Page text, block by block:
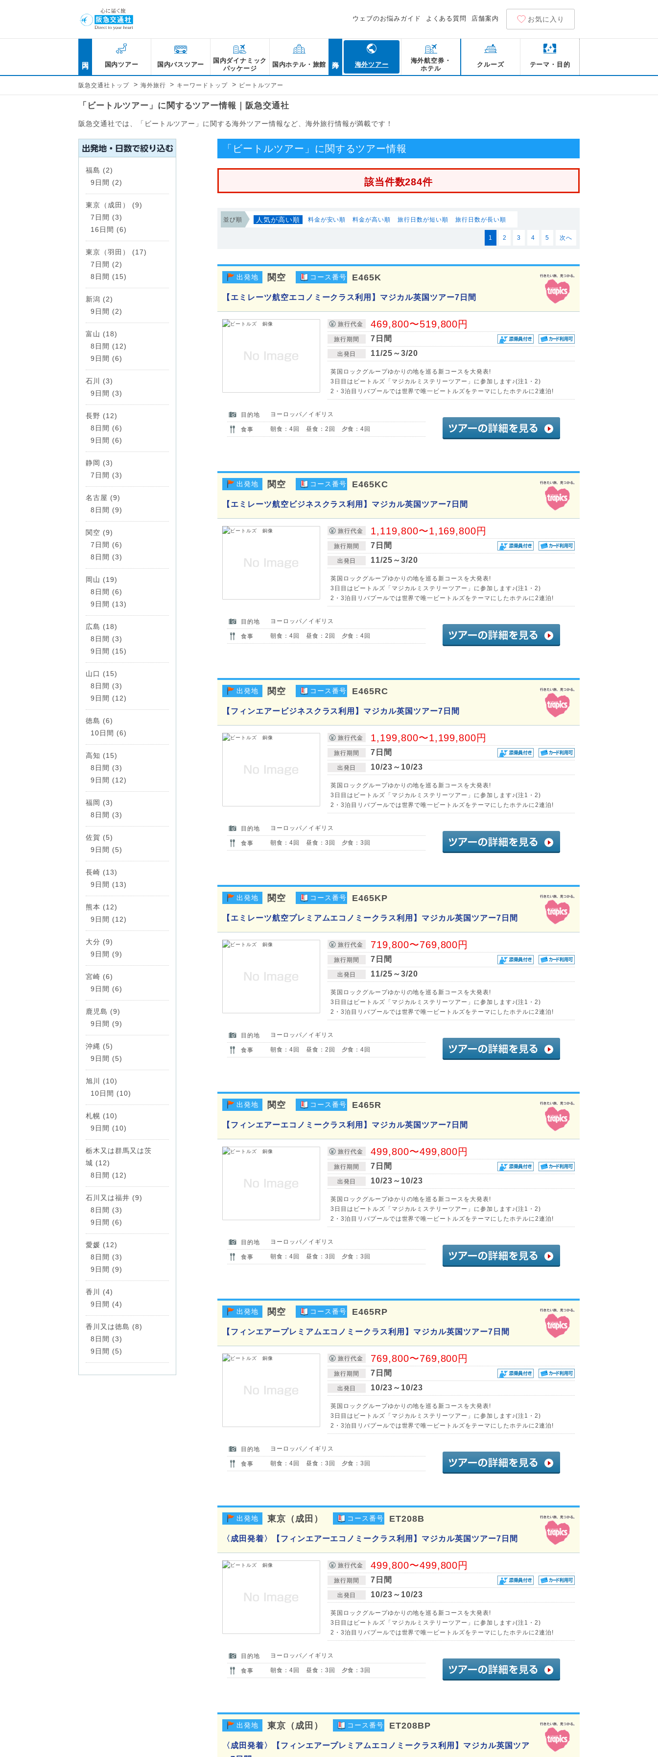
ウェブのお悩みガイド よくある質問 店舗案内 お気に入り
国内ツアー 国内バスツアー
国内ダイナミック
パッケージ
国内ホテル・旅館 海外ツアー
海外航空券・
ホテル
クルーズ テーマ・目的
阪急交通社トップ > 海外旅行 > キーワードトップ > ビートルツアー
「ビートルツアー」に関するツアー情報｜阪急交通社
阪急交通社では、「ビートルツアー」に関する海外ツアー情報など、海外旅行情報が満載です！
「ビートルツアー」に関するツアー情報
該当件数284件
並び順 人気が高い順 料金が安い順 料金が高い順 旅行日数が短い順 旅行日数が長い順
1 2 3 4 5 次へ
出発地 関空 コース番号 E465K
【エミレーツ航空エコノミークラス利用】マジカル英国ツアー7日間
旅行代金 469,800〜519,800円
旅行期間 7日間
出発日 11/25～3/20
英国ロックグループゆかりの地を巡る新コースを大発表!
3日目はビートルズ「マジカルミステリーツアー」に参加します♪(注1・2)
2・3泊目リバプールでは世界で唯一ビートルズをテーマにしたホテルに2連泊!
目的地 ヨーロッパ／イギリス
食事 朝食：4回 昼食：2回 夕食：4回
出発地 関空 コース番号 E465KC
【エミレーツ航空ビジネスクラス利用】マジカル英国ツアー7日間
旅行代金 1,119,800〜1,169,800円
旅行期間 7日間
出発日 11/25～3/20
英国ロックグループゆかりの地を巡る新コースを大発表!
3日目はビートルズ「マジカルミステリーツアー」に参加します♪(注1・2)
2・3泊目リバプールでは世界で唯一ビートルズをテーマにしたホテルに2連泊!
目的地 ヨーロッパ／イギリス
食事 朝食：4回 昼食：2回 夕食：4回
出発地 関空 コース番号 E465RC
【フィンエアービジネスクラス利用】マジカル英国ツアー7日間
旅行代金 1,199,800〜1,199,800円
旅行期間 7日間
出発日 10/23～10/23
英国ロックグループゆかりの地を巡る新コースを大発表!
3日目はビートルズ「マジカルミステリーツアー」に参加します♪(注1・2)
2・3泊目リバプールでは世界で唯一ビートルズをテーマにしたホテルに2連泊!
目的地 ヨーロッパ／イギリス
食事 朝食：4回 昼食：3回 夕食：3回
出発地 関空 コース番号 E465KP
【エミレーツ航空プレミアムエコノミークラス利用】マジカル英国ツアー7日間
旅行代金 719,800〜769,800円
旅行期間 7日間
出発日 11/25～3/20
英国ロックグループゆかりの地を巡る新コースを大発表!
3日目はビートルズ「マジカルミステリーツアー」に参加します♪(注1・2)
2・3泊目リバプールでは世界で唯一ビートルズをテーマにしたホテルに2連泊!
目的地 ヨーロッパ／イギリス
食事 朝食：4回 昼食：2回 夕食：4回
出発地 関空 コース番号 E465R
【フィンエアーエコノミークラス利用】マジカル英国ツアー7日間
旅行代金 499,800〜499,800円
旅行期間 7日間
出発日 10/23～10/23
英国ロックグループゆかりの地を巡る新コースを大発表!
3日目はビートルズ「マジカルミステリーツアー」に参加します♪(注1・2)
2・3泊目リバプールでは世界で唯一ビートルズをテーマにしたホテルに2連泊!
目的地 ヨーロッパ／イギリス
食事 朝食：4回 昼食：3回 夕食：3回
出発地 関空 コース番号 E465RP
【フィンエアープレミアムエコノミークラス利用】マジカル英国ツアー7日間
旅行代金 769,800〜769,800円
旅行期間 7日間
出発日 10/23～10/23
英国ロックグループゆかりの地を巡る新コースを大発表!
3日目はビートルズ「マジカルミステリーツアー」に参加します♪(注1・2)
2・3泊目リバプールでは世界で唯一ビートルズをテーマにしたホテルに2連泊!
目的地 ヨーロッパ／イギリス
食事 朝食：4回 昼食：3回 夕食：3回
出発地 東京（成田） コース番号 ET208B
〈成田発着〉【フィンエアーエコノミークラス利用】マジカル英国ツアー7日間
旅行代金 499,800〜499,800円
旅行期間 7日間
出発日 10/23～10/23
英国ロックグループゆかりの地を巡る新コースを大発表!
3日目はビートルズ「マジカルミステリーツアー」に参加します♪(注1・2)
2・3泊目リバプールでは世界で唯一ビートルズをテーマにしたホテルに2連泊!
目的地 ヨーロッパ／イギリス
食事 朝食：4回 昼食：3回 夕食：3回
出発地 東京（成田） コース番号 ET208BP
〈成田発着〉【フィンエアープレミアムエコノミークラス利用】マジカル英国ツア
福島 (2)
9日間 (2)
東京（成田） (9)
7日間 (3)
16日間 (6)
東京（羽田） (17)
7日間 (2)
8日間 (15)
新潟 (2)
9日間 (2)
富山 (18)
8日間 (12)
9日間 (6)
石川 (3)
9日間 (3)
長野 (12)
8日間 (6)
9日間 (6)
静岡 (3)
7日間 (3)
名古屋 (9)
8日間 (9)
関空 (9)
7日間 (6)
8日間 (3)
岡山 (19)
8日間 (6)
9日間 (13)
広島 (18)
8日間 (3)
9日間 (15)
山口 (15)
8日間 (3)
9日間 (12)
徳島 (6)
10日間 (6)
高知 (15)
8日間 (3)
9日間 (12)
福岡 (3)
8日間 (3)
佐賀 (5)
9日間 (5)
長崎 (13)
9日間 (13)
熊本 (12)
9日間 (12)
大分 (9)
9日間 (9)
宮崎 (6)
9日間 (6)
鹿児島 (9)
9日間 (9)
沖縄 (5)
9日間 (5)
旭川 (10)
10日間 (10)
札幌 (10)
9日間 (10)
栃木又は群馬又は茨
城 (12)
8日間 (12)
石川又は福井 (9)
8日間 (3)
9日間 (6)
愛媛 (12)
8日間 (3)
9日間 (9)
香川 (4)
9日間 (4)
香川又は徳島 (8)
8日間 (3)
9日間 (5)